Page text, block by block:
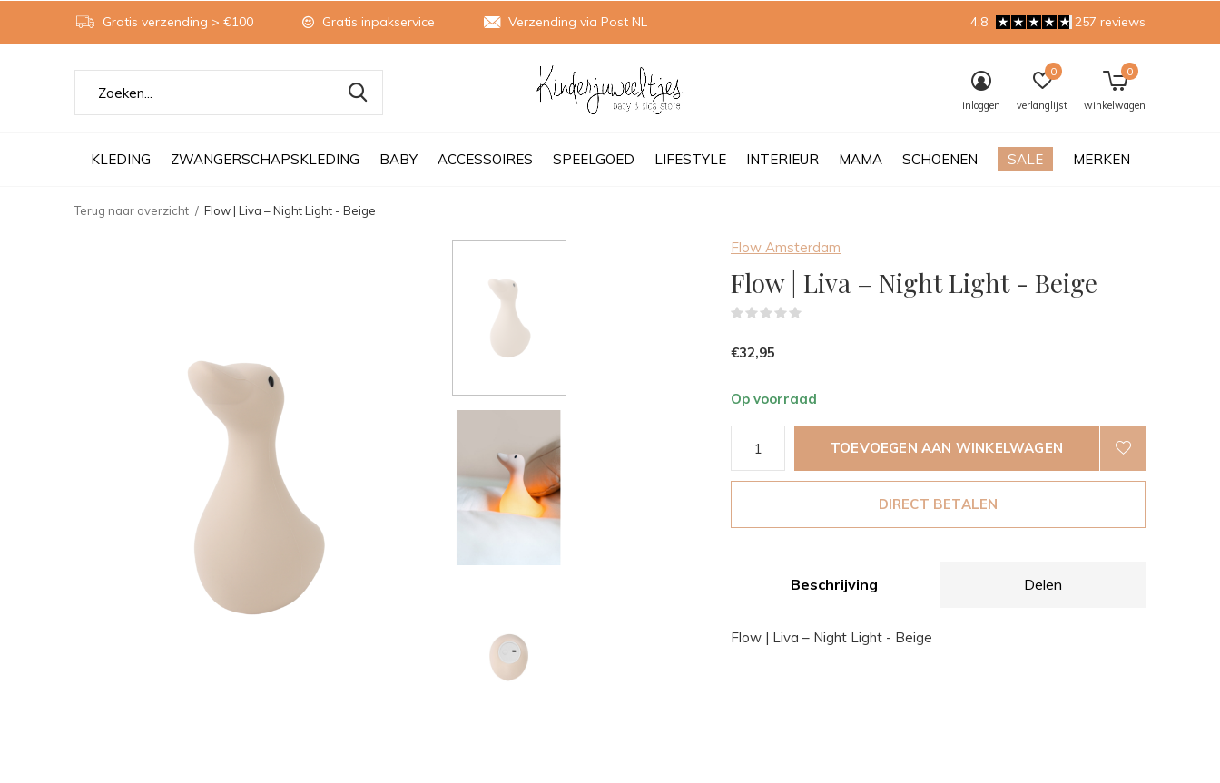
KLEDING ZWANGERSCHAPSKLEDING BABY ACCESSOIRES SPEELGOED LIFESTYLE INTERIEUR MAMA SCHOENEN SALE MERKEN
inloggen verlanglijst
0
winkelwagen
0
Gratis verzending > €100 Gratis inpakservice Verzending via Post NL 4.8 257 reviews
Terug naar overzicht Flow | Liva – Night Light - Beige
Flow Amsterdam
Flow | Liva – Night Light - Beige
€32,95
Op voorraad
TOEVOEGEN AAN WINKELWAGEN
DIRECT BETALEN
Beschrijving Delen
Flow | Liva – Night Light - Beige